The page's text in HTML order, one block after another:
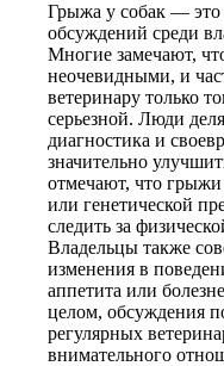
Грыжа у собак — это
обсуждений среди
Многие замечают,
неочевидными, и
ветеринару только
серьезной. Люди
диагностика и
значительно
отмечают, что грыжи
или генетической
следить за
Владельцы также
изменения в
аппетита или
целом, обсуждения
регулярных
внимательного